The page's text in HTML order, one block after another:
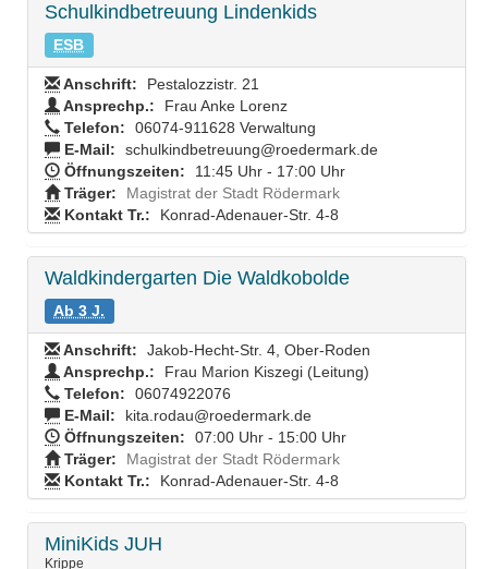
Schulkindbetreuung Lindenkids
ESB
Anschrift:
Pestalozzistr. 21
Ansprechp.:
Frau Anke Lorenz
Telefon:
06074-911628 Verwaltung
E-Mail:
schulkindbetreuung@roedermark.de
Öffnungszeiten:
11:45 Uhr - 17:00 Uhr
Träger:
Magistrat der Stadt Rödermark
Kontakt Tr.:
Konrad-Adenauer-Str. 4-8
Waldkindergarten Die Waldkobolde
Ab 3 J.
Anschrift:
Jakob-Hecht-Str. 4, Ober-Roden
Ansprechp.:
Frau Marion Kiszegi (Leitung)
Telefon:
06074922076
E-Mail:
kita.rodau@roedermark.de
Öffnungszeiten:
07:00 Uhr - 15:00 Uhr
Träger:
Magistrat der Stadt Rödermark
Kontakt Tr.:
Konrad-Adenauer-Str. 4-8
MiniKids JUH
Krippe